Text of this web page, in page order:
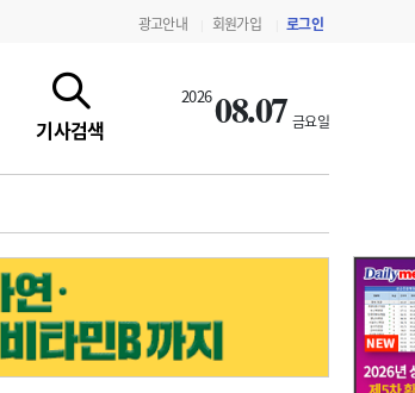
광고안내 회원가입 로그인
기사검색
202608.07 금요일